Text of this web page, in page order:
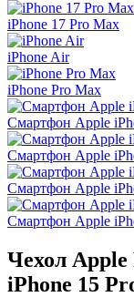
iPhone 17 Pro Max
iPhone Air
iPhone Pro Max
Смартфон Apple
Смартфон Apple
Смартфон Apple
Смартфон Apple
Чехол Apple
iPhone 15